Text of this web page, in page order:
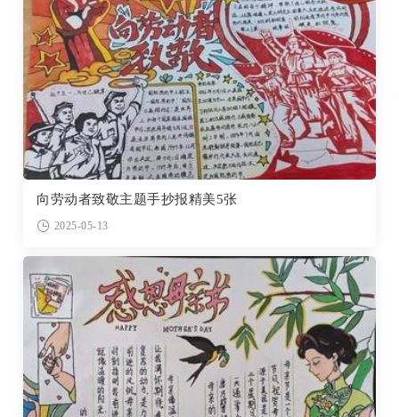
向劳动者致敬主题手抄报精美5张
2025-05-13